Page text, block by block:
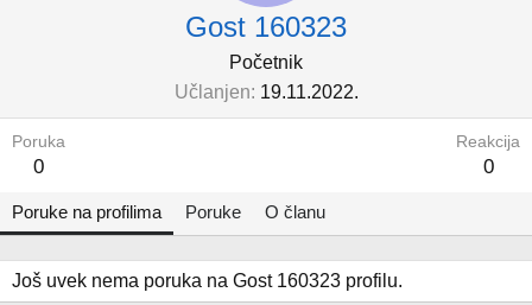
Gost 160323
Početnik
Učlanjen 19.11.2022.
Poruka
0
Reakcija
0
Poruke na profilima Poruke O članu
Još uvek nema poruka na Gost 160323 profilu.